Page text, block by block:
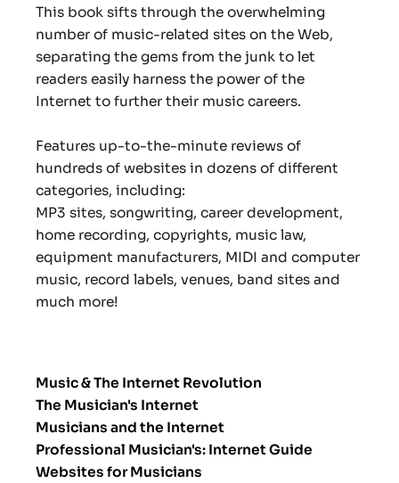
This book sifts through the overwhelming
number of music-related sites on the Web,
separating the gems from the junk to let
readers easily harness the power of the
Internet to further their music careers.
Features up-to-the-minute reviews of
hundreds of websites in dozens of different
categories, including:
MP3 sites, songwriting, career development,
home recording, copyrights, music law,
equipment manufacturers, MIDI and computer
music, record labels, venues, band sites and
much more!
Music & The Internet Revolution
The Musician's Internet
Musicians and the Internet
Professional Musician's: Internet Guide
Websites for Musicians